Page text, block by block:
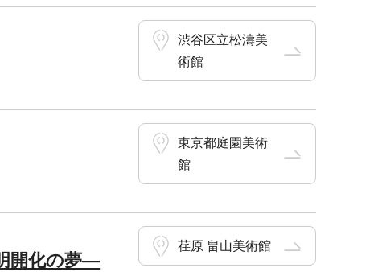
渋谷区立松濤美
術館
東京都庭園美術
館
開化の夢―
荏原 畠山美術館